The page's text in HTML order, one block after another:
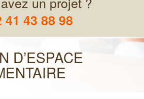
41 43 88 98
D’ESPACE